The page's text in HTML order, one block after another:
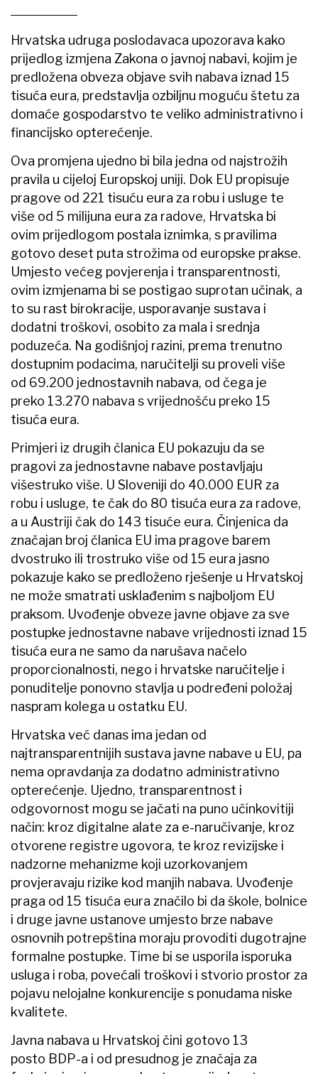
Hrvatska udruga poslodavaca upozorava kako
prijedlog izmjena Zakona o javnoj nabavi, kojim je
predložena obveza objave svih nabava iznad 15
tisuća eura, predstavlja ozbiljnu moguću štetu za
domaće gospodarstvo te veliko administrativno i
financijsko opterećenje.
Ova promjena ujedno bi bila jedna od najstrožih
pravila u cijeloj Europskoj uniji. Dok EU propisuje
pragove od 221 tisuću eura za robu i usluge te
više od 5 milijuna eura za radove, Hrvatska bi
ovim prijedlogom postala iznimka, s pravilima
gotovo deset puta strožima od europske prakse.
Umjesto većeg povjerenja i transparentnosti,
ovim izmjenama bi se postigao suprotan učinak, a
to su rast birokracije, usporavanje sustava i
dodatni troškovi, osobito za mala i srednja
poduzeća. Na godišnjoj razini, prema trenutno
dostupnim podacima, naručitelji su proveli više
od 69.200 jednostavnih nabava, od čega je
preko 13.270 nabava s vrijednošću preko 15
tisuća eura.
Primjeri iz drugih članica EU pokazuju da se
pragovi za jednostavne nabave postavljaju
višestruko više. U Sloveniji do 40.000 EUR za
robu i usluge, te čak do 80 tisuća eura za radove,
a u Austriji čak do 143 tisuće eura. Činjenica da
značajan broj članica EU ima pragove barem
dvostruko ili trostruko više od 15 eura jasno
pokazuje kako se predloženo rješenje u Hrvatskoj
ne može smatrati usklađenim s najboljom EU
praksom. Uvođenje obveze javne objave za sve
postupke jednostavne nabave vrijednosti iznad 15
tisuća eura ne samo da narušava načelo
proporcionalnosti, nego i hrvatske naručitelje i
ponuditelje ponovno stavlja u podređeni položaj
naspram kolega u ostatku EU.
Hrvatska već danas ima jedan od
najtransparentnijih sustava javne nabave u EU, pa
nema opravdanja za dodatno administrativno
opterećenje. Ujedno, transparentnost i
odgovornost mogu se jačati na puno učinkovitiji
način: kroz digitalne alate za e-naručivanje, kroz
otvorene registre ugovora, te kroz revizijske i
nadzorne mehanizme koji uzorkovanjem
provjeravaju rizike kod manjih nabava. Uvođenje
praga od 15 tisuća eura značilo bi da škole, bolnice
i druge javne ustanove umjesto brze nabave
osnovnih potrepština moraju provoditi dugotrajne
formalne postupke. Time bi se usporila isporuka
usluga i roba, povećali troškovi i stvorio prostor za
pojavu nelojalne konkurencije s ponudama niske
kvalitete.
Javna nabava u Hrvatskoj čini gotovo 13
posto BDP-a i od presudnog je značaja za